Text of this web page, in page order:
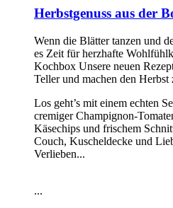
Herbstgenuss aus der
Wenn die Blätter tanzen und
es Zeit für herzhafte
Kochbox Unsere neuen
Teller und machen den Herbst
Los geht’s mit einem echten
cremiger Champignon-
Käsechips und frischem
Couch, Kuscheldecke und
Verlieben...
...